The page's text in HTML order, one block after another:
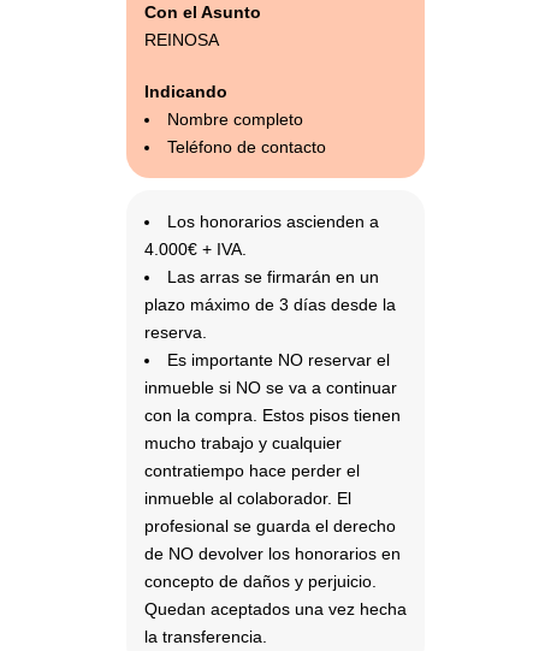
Con el Asunto
REINOSA
Indicando
Nombre completo
Teléfono de contacto
Los honorarios ascienden a
4.000€ + IVA.
Las arras se firmarán en un
plazo máximo de 3 días desde la
reserva.
Es importante NO reservar el
inmueble si NO se va a continuar
con la compra. Estos pisos tienen
mucho trabajo y cualquier
contratiempo hace perder el
inmueble al colaborador. El
profesional se guarda el derecho
de NO devolver los honorarios en
concepto de daños y perjuicio.
Quedan aceptados una vez hecha
la transferencia.